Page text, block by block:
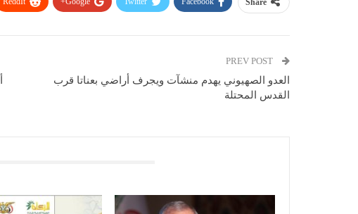
Share
العدو الصهيوني يهدم منشآت ويجرف أراضي بعناتا قرب
القدس المحتلة